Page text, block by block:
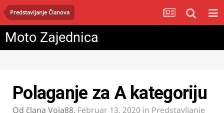
Predstavljanje Članova
Moto Zajednica
Polaganje za A kategoriju
Od člana Voja88, Februar 13, 2020 in Predstavljanje